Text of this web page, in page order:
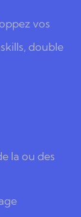
vos
double
la ou des